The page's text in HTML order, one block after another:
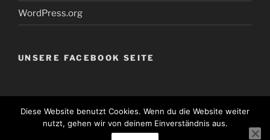
WordPress.org
UNSERE FACEBOOK SEITE
Diese Website benutzt Cookies. Wenn du die Website weiter
nutzt, gehen wir von deinem Einverständnis aus.